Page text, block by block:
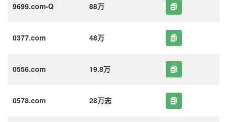
9699.com-Q 88万
0377.com 48万
0556.com 19.8万
0578.com 28万志